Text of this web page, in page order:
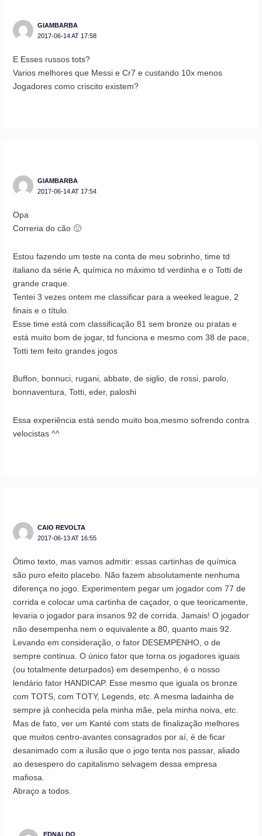
GIAMBARBA
2017-06-14 AT 17:58
E Esses russos tots?
Varios melhores que Messi e Cr7 e custando 10x menos
Jogadores como criscito existem?
GIAMBARBA
2017-06-14 AT 17:54
Opa
Correria do cão 🙁
Estou fazendo um teste na conta de meu sobrinho, time td
italiano da série A, química no máximo td verdinha e o Totti de
grande craque.
Tentei 3 vezes ontem me classificar para a weeked league, 2
finais e o título.
Esse time está com classificação 81 sem bronze ou pratas e
está muito bom de jogar, td funciona e mesmo com 38 de pace,
Totti tem feito grandes jogos
Buffon, bonnuci, rugani, abbate, de siglio, de rossi, parolo,
bonnaventura, Totti, eder, paloshi
Essa experiência está sendo muito boa,mesmo sofrendo contra
velocistas ^^
CAIO REVOLTA
2017-06-13 AT 16:55
Ótimo texto, mas vamos admitir: essas cartinhas de química
são puro efeito placebo. Não fazem absolutamente nenhuma
diferença no jogo. Experimentem pegar um jogador com 77 de
corrida e colocar uma cartinha de caçador, o que teoricamente,
levaria o jogador para insanos 92 de corrida. Jamais! O jogador
não desempenha nem o equivalente a 80, quanto mais 92.
Levando em consideração, o fator DESEMPENHO, o de
sempre continua. O único fator que torna os jogadores iguais
(ou totalmente deturpados) em desempenho, é o nosso
lendário fator HANDICAP. Esse mesmo que iguala os bronze
com TOTS, com TOTY, Legends, etc. A mesma ladainha de
sempre já conhecida pela minha mãe, pela minha noiva, etc.
Mas de fato, ver um Kanté com stats de finalização melhores
que muitos centro-avantes consagrados por aí, é de ficar
desanimado com a ilusão que o jogo tenta nos passar, aliado
ao desespero do capitalismo selvagem dessa empresa
mafiosa.
Abraço a todos.
EDNALDO